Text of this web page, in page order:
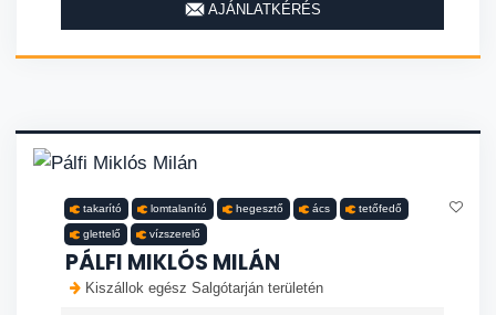
AJÁNLATKÉRÉS
takarító lomtalanító hegesztő ács tetőfedő
glettelő vízszerelő
PÁLFI MIKLÓS MILÁN
Kiszállok egész Salgótarján területén